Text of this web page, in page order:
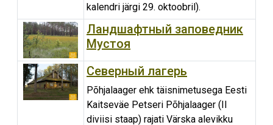
kalendri järgi 29. oktoobril).
Ландшафтный заповедник
Мустоя
Северный лагерь
Põhjalaager ehk täisnimetusega Eesti
Kaitseväe Petseri Põhjalaager (II
diviisi staap) rajati Värska alevikku